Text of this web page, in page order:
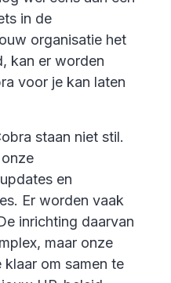
in de
organisatie het
kan er worden
voor je kan laten
staan niet stil.
en
Er worden vaak
inrichting daarvan
maar onze
om samen te